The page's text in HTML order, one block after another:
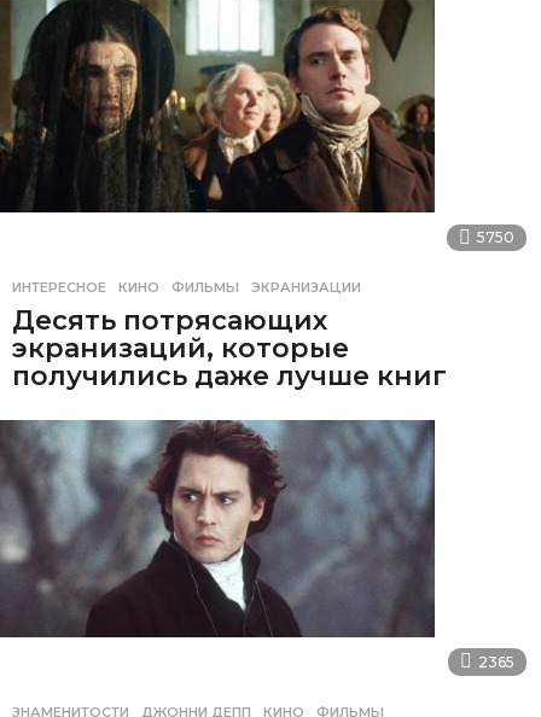
5750
ИНТЕРЕСНОЕ КИНО ,ФИЛЬМЫ ,ЭКРАНИЗАЦИИ
Десять потрясающих
экранизаций, которые
получились даже лучше книг
2365
ЗНАМЕНИТОСТИ ДЖОННИ ДЕПП ,КИНО ,ФИЛЬМЫ